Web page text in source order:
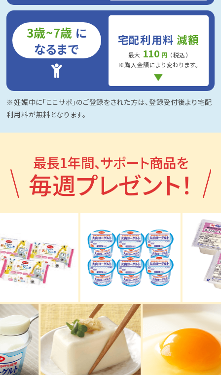
3歳~7歳 に
なるまで
宅配利用料 減額
最大 110 円 （税込）
※購入金額により変わります。
※妊娠中に「ここサポ」のご登録をされた方は、登録受付後より宅配
利用料が無料となります。
最長1年間、サポート商品を
毎週プレゼント！